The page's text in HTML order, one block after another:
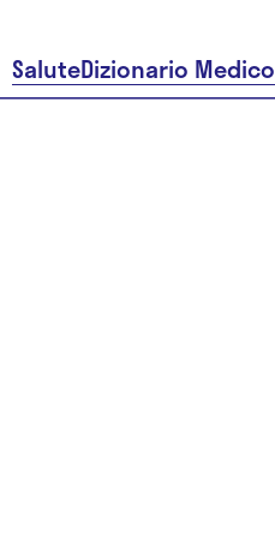
SaluteDizionario Medico